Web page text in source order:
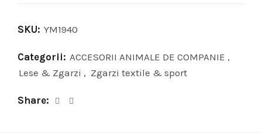
SKU: YM1940
Categorii: ACCESORII ANIMALE DE COMPANIE ,
Lese & Zgarzi , Zgarzi textile & sport
Share